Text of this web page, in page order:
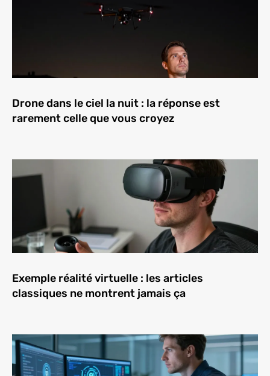
Drone dans le ciel la nuit : la réponse est
rarement celle que vous croyez
Exemple réalité virtuelle : les articles
classiques ne montrent jamais ça